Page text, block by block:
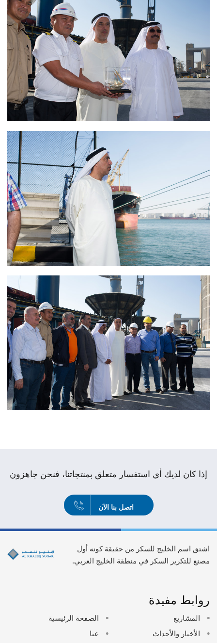
إذا كان لديك أي استفسار متعلق بمنتجاتنا، فنحن جاهزون
اتصل بنا الآن
اشتق اسم الخليج للسكر من حقيقة كونه أول
مصنع للتكرير السكر في منطقة الخليج العربي.
روابط مفيدة
الصفحة الرئيسية
عنا
المشاريع
الأخبار والأحداث